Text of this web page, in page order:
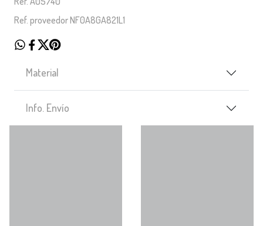
Ref. proveedor NF0A8GA821L1
Material
Info. Envío